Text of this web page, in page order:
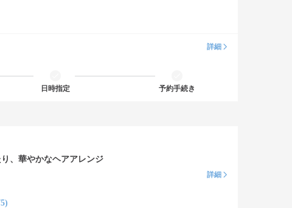
詳細
日時指定 予約手続き
、華やかなヘアアレンジ
詳細